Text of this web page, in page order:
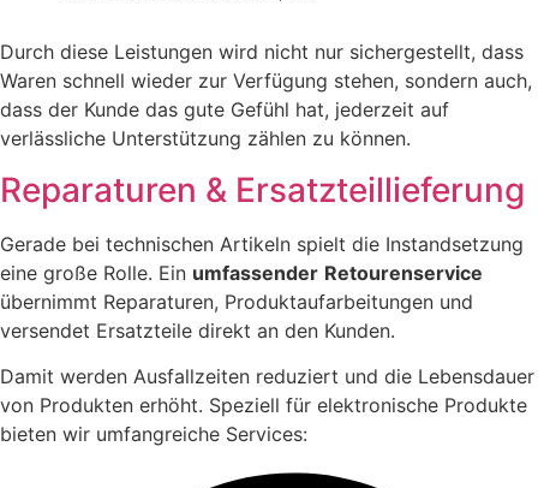
Durch diese Leistungen wird nicht nur sichergestellt, dass
Waren schnell wieder zur Verfügung stehen, sondern auch,
dass der Kunde das gute Gefühl hat, jederzeit auf
verlässliche Unterstützung zählen zu können.
Reparaturen & Ersatzteillieferung
Gerade bei technischen Artikeln spielt die Instandsetzung
eine große Rolle. Ein umfassender Retourenservice
übernimmt Reparaturen, Produktaufarbeitungen und
versendet Ersatzteile direkt an den Kunden.
Damit werden Ausfallzeiten reduziert und die Lebensdauer
von Produkten erhöht. Speziell für elektronische Produkte
bieten wir umfangreiche Services: